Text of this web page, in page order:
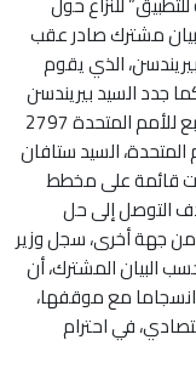
مشترك صادر عقب
الذي يقوم
أبريل الجاري.كما جدد السيد بيريندسن
دعم الأراضي المنخفضة لقرار مجلس الأمن التابع للأمم المتحدة 2797
السيد ستافان
قائمة على مخطط
التوصل إلى حل
جهة أخرى، سجل وزير
البيان المشترك، أن
مع موقفها،
في احترام